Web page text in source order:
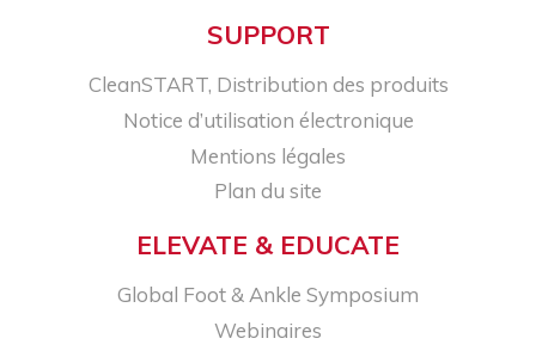
SUPPORT
CleanSTART, Distribution des produits
Notice d’utilisation électronique
Mentions légales
Plan du site
ELEVATE & EDUCATE
Global Foot & Ankle Symposium
Webinaires